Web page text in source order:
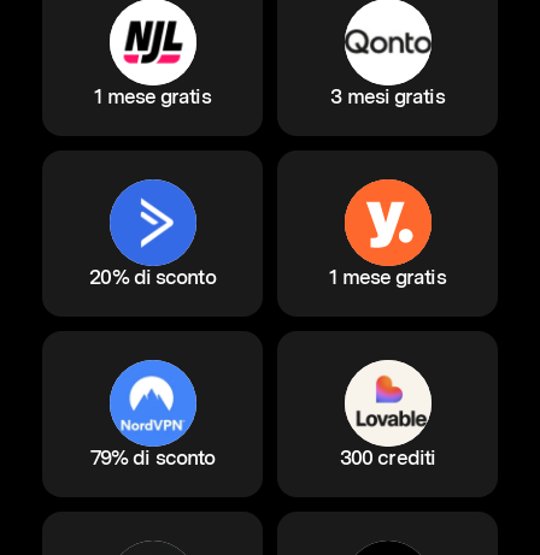
1 mese gratis 3 mesi gratis
20% di sconto 1 mese gratis
79% di sconto 300 crediti